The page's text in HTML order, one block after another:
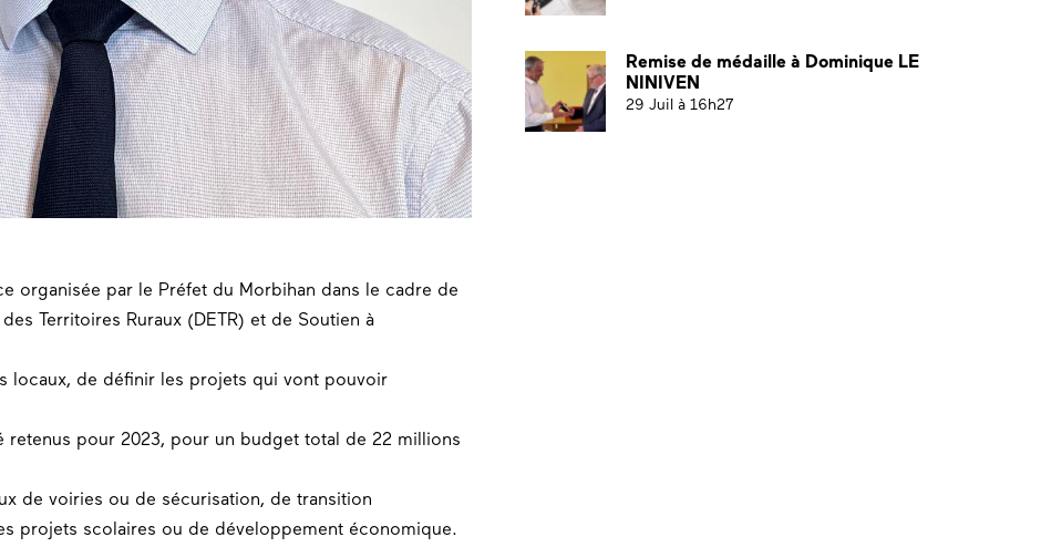
organisée par le Préfet du Morbihan dans le cadre de
Territoires Ruraux (DETR) et de Soutien à
locaux, de définir les projets qui vont pouvoir
retenus pour 2023, pour un budget total de 22 millions
de voiries ou de sécurisation, de transition
projets scolaires ou de développement économique.
Remise de médaille à Dominique LE
NINIVEN
29 Juil à 16h27